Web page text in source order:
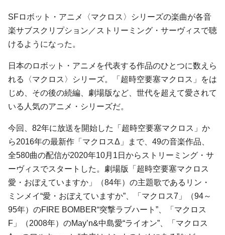
SFロボット・アニメ〈マクロス〉シリーズの楽曲が各音
楽サブスクリプション／ストリーミング・サーヴィスで聴
けるようになった。
日本のロボット・アニメを代表する作品のひとつに数えら
れる〈マクロス〉シリーズ。「超時空要塞マクロス」をは
じめ、その後の続編、劇場版など、世代を超えて愛されて
いる人気のアニメ・シリーズだ。
今回、82年に放送を開始した「超時空要塞マクロス」か
ら2016年の最新作「マクロスΔ」まで、49の音楽作品、
全580曲の配信が2020年10月1日からストリーミング・サ
ーヴィスでスタートした。劇場版「超時空要塞マクロス
愛・おぼえていますか」（84年）の主題歌であるリン・
ミンメイ“愛・おぼえていますか”、「マクロス7」（94～
95年）のFIRE BOMBER“突撃ラブハート”、「マクロス
F」（2008年）のMay’n&中島愛“ライオン”、「マクロス